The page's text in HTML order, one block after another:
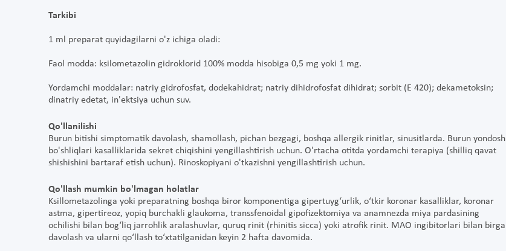
Tarkibi
1 ml preparat quyidagilarni o'z ichiga oladi:
Faol modda: ksilometazolin gidroklorid 100% modda hisobiga 0,5 mg yoki 1 mg.
Yordamchi moddalar: natriy gidrofosfat, dodekahidrat; natriy dihidrofosfat dihidrat; sorbit (E 420); dekametoksin;
dinatriy edetat, in'ektsiya uchun suv.
Qo'llanilishi
Burun bitishi simptomatik davolash, shamollash, pichan bezgagi, boshqa allergik rinitlar, sinusitlarda. Burun yondosh
bo'shliqlari kasalliklarida sekret chiqishini yengillashtirish uchun. O'rtacha otitda yordamchi terapiya (shilliq qavat
shishishini bartaraf etish uchun). Rinoskopiyani o'tkazishni yengillashtirish uchun.
Qo'llash mumkin bo'lmagan holatlar
Ksillometazolingа yoki preparatning boshqa biror komponentiga gipertuyg‘urlik, o‘tkir koronar kasalliklar, koronar
astma, gipertireoz, yopiq burchakli glaukoma, transsfenoidal gipofizektomiya va anamnezda miya pardasining
ochilishi bilan bog‘liq jarrohlik aralashuvlar, quruq rinit (rhinitis sicca) yoki atrofik rinit. MAO ingibitorlari bilan birga
davolash va ularni qo‘llash to‘xtatilganidan keyin 2 hafta davomida.